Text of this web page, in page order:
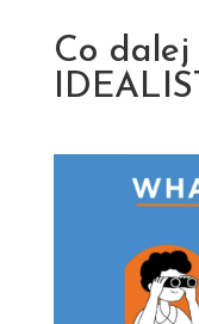
Co dalej